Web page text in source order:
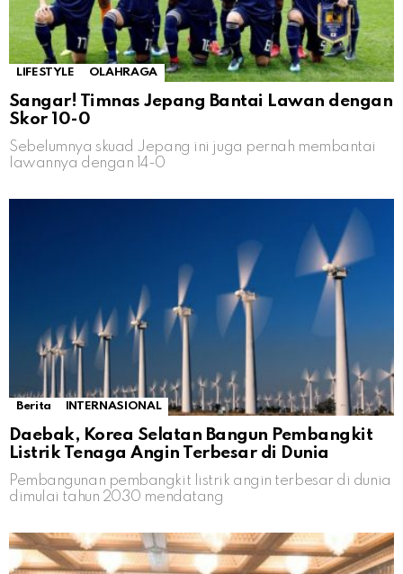
LIFESTYLE OLAHRAGA
Sangar! Timnas Jepang Bantai Lawan dengan
Skor 10-0
Sebelumnya skuad Jepang ini juga pernah membantai
lawannya dengan 14-0
Berita INTERNASIONAL
Daebak, Korea Selatan Bangun Pembangkit
Listrik Tenaga Angin Terbesar di Dunia
Pembangunan pembangkit listrik angin terbesar di dunia
dimulai tahun 2030 mendatang